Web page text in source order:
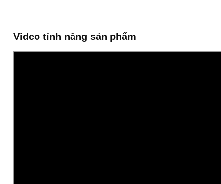
Video tính năng sản phẩm